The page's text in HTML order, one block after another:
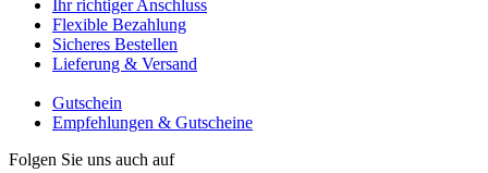
Ihr richtiger Anschluss
Flexible Bezahlung
Sicheres Bestellen
Lieferung & Versand
Gutschein
Empfehlungen & Gutscheine
Folgen Sie uns auch auf